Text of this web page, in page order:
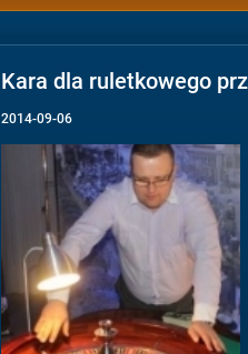
Kara dla ruletkowego
2014-09-06